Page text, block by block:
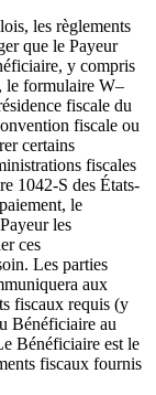
les règlements
que le Payeur
y compris
le formulaire W–
fiscale du
fiscale ou
certains
fiscales
1042-S des États-
le
les
ces
Les parties
aux
fiscaux requis (y
Bénéficiaire au
Bénéficiaire est le
fiscaux fournis